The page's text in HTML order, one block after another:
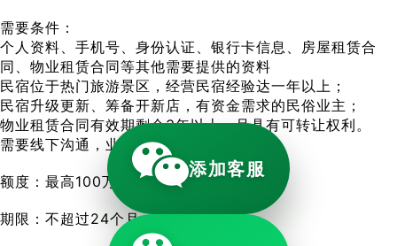
需要条件：
个人资料、手机号、身份认证、银行卡信息、房屋租赁合
同、物业租赁合同等其他需要提供的资料
民宿位于热门旅游景区，经营民宿经验达一年以上；
民宿升级更新、筹备开新店，有资金需求的民俗业主；
物业租赁合同有效期剩余3年以上，且具有可转让权利。
需要线下沟通，业务员上门审核。
额度：最高100万
期限：不超过24个月
添加客服